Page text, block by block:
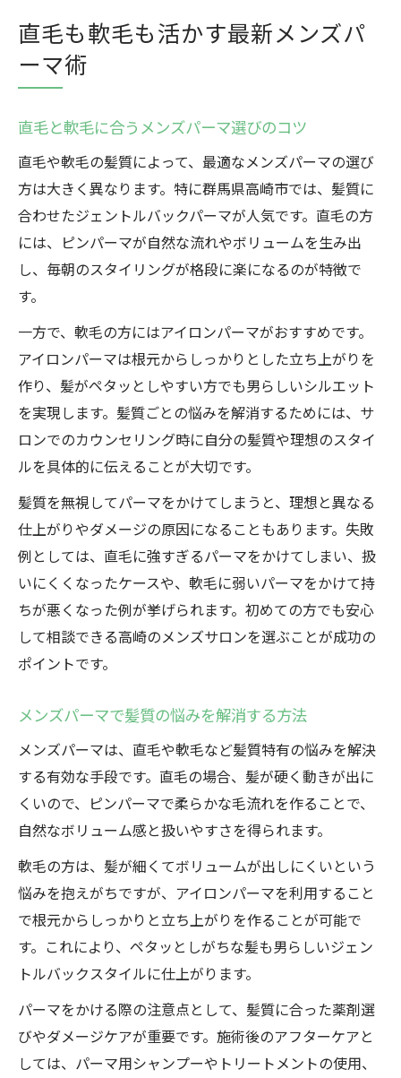
ジェントルバックで叶う男らしさとは
メンズパーマで演出するジェントルバック
男らしさ際立つパートスタイルのポイント
直毛も軟毛も活かすジェントルバックの工
夫
群馬のメンズパーマ人気の理由を解説
スタイリングが楽なジェントルバックのコ
ツ
直毛や軟毛向けメンズパーマの最適な選び
方
扱いにくい髪質でも決まるパーマ選定術
ジェントルバックパーマで印象を格上げ
メンズパーマで髪質を活かす秘訣とは
群馬県高崎市で注目のパートスタイル術
高崎のメンズパーマで人気のパートスタイ
ル
ジェントルバックが映える髪型の作り方
メンズパーマで旬なパートデザインを実現
地元で話題のトレンドパーマを体感しよう
ピンパーマで直毛を自在に操るコツを解説
直毛に最適なピンパーマ施術のポイント
ピンパーマで作る自然なジェントルバック
直毛メンズパーマの持ちを良くする秘策
ピンパーマ後のケアとスタイリング術
アイロンパーマが軟毛に与える新しい印象
軟毛におすすめのアイロンパーマ活用術
メンズパーマでふんわり感を出す方法
アイロンパーマで楽しむジェントルバック
軟毛でもキマる男らしいパーマスタイル
アイロンパーマが与える印象変化の秘密
直毛も軟毛も活かす最新メンズパ
ーマ術
直毛と軟毛に合うメンズパーマ選びのコツ
直毛や軟毛の髪質によって、最適なメンズパーマの選び
方は大きく異なります。特に群馬県高崎市では、髪質に
合わせたジェントルバックパーマが人気です。直毛の方
には、ピンパーマが自然な流れやボリュームを生み出
し、毎朝のスタイリングが格段に楽になるのが特徴で
す。
一方で、軟毛の方にはアイロンパーマがおすすめです。
アイロンパーマは根元からしっかりとした立ち上がりを
作り、髪がペタッとしやすい方でも男らしいシルエット
を実現します。髪質ごとの悩みを解消するためには、サ
ロンでのカウンセリング時に自分の髪質や理想のスタイ
ルを具体的に伝えることが大切です。
髪質を無視してパーマをかけてしまうと、理想と異なる
仕上がりやダメージの原因になることもあります。失敗
例としては、直毛に強すぎるパーマをかけてしまい、扱
いにくくなったケースや、軟毛に弱いパーマをかけて持
ちが悪くなった例が挙げられます。初めての方でも安心
して相談できる高崎のメンズサロンを選ぶことが成功の
ポイントです。
メンズパーマで髪質の悩みを解消する方法
メンズパーマは、直毛や軟毛など髪質特有の悩みを解決
する有効な手段です。直毛の場合、髪が硬く動きが出に
くいので、ピンパーマで柔らかな毛流れを作ることで、
自然なボリューム感と扱いやすさを得られます。
軟毛の方は、髪が細くてボリュームが出しにくいという
悩みを抱えがちですが、アイロンパーマを利用すること
で根元からしっかりと立ち上がりを作ることが可能で
す。これにより、ペタッとしがちな髪も男らしいジェン
トルバックスタイルに仕上がります。
パーマをかける際の注意点として、髪質に合った薬剤選
びやダメージケアが重要です。施術後のアフターケアと
しては、パーマ用シャンプーやトリートメントの使用、